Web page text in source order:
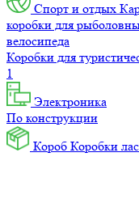
Спорт и отдых
коробки для
велосипеда
Коробки для
1
Электроника
По конструкции
Короб Коробки